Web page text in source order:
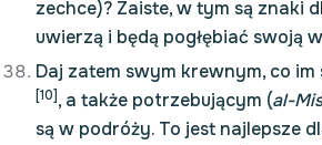
zechce)? Zaiste, w tym są znaki
uwierzą i będą pogłębiać swoją
Daj zatem swym krewnym, co im
[10], a także potrzebującym (al-
są w podróży. To jest najlepsze